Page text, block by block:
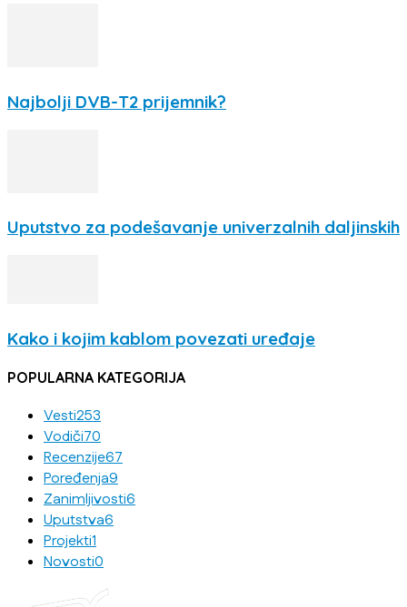
Najbolji DVB-T2 prijemnik?
Uputstvo za podešavanje univerzalnih daljinskih
Kako i kojim kablom povezati uređaje
POPULARNA KATEGORIJA
Vesti253
Vodiči70
Recenzije67
Poređenja9
Zanimljivosti6
Uputstva6
Projekti1
Novosti0